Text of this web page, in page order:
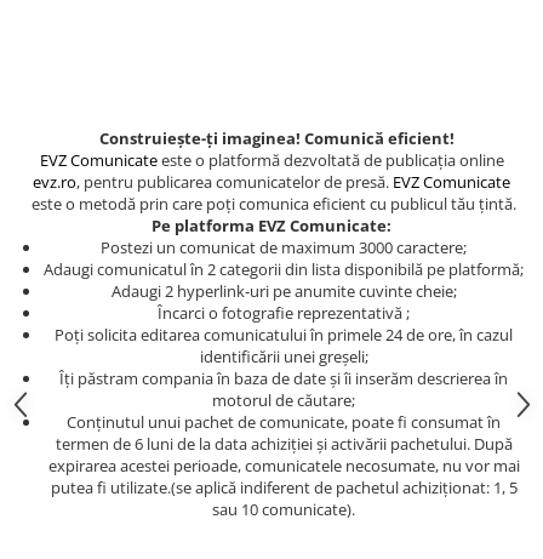
Construiește-ți imaginea! Comunică eficient!
EVZ Comunicateeste o platformă dezvoltată de publicația online
evz.ro, pentru publicarea comunicatelor de presă. EVZ Comunicate
este o metodă prin care poți comunica eficient cu publicul tău țintă.
Pe platforma EVZ Comunicate:
Postezi un comunicat de maximum 3000 caractere;
Adaugi comunicatul în 2 categorii din lista disponibilă pe platformă;
Adaugi 2 hyperlink-uri pe anumite cuvinte cheie;
Încarci o fotografie reprezentativă ;
Poți solicita editarea comunicatului în primele 24 de ore, în cazul
identificării unei greșeli;
Îți păstram compania în baza de date și îi inserăm descrierea în
motorul de căutare;
Conținutul unui pachet de comunicate, poate fi consumat în
termen de 6 luni de la data achiziției și activării pachetului. După
expirarea acestei perioade, comunicatele necosumate, nu vor mai
putea fi utilizate.(se aplică indiferent de pachetul achiziționat: 1, 5
sau 10 comunicate).